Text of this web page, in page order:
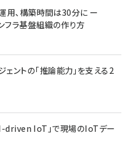
用、構築時間は30分に ー
フラ基盤組織の作り方
ントの「推論能力」を支える2
driven IoT」で現場のIoTデー